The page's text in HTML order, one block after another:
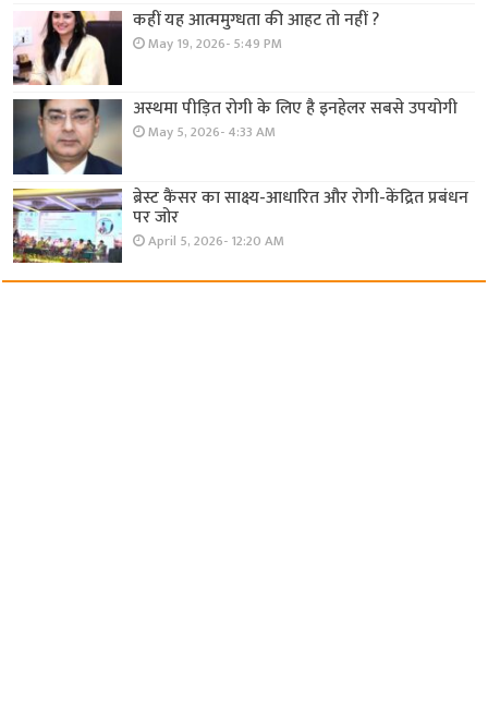
कहीं यह आत्ममुग्धता की आहट तो नहीं ?
May 19, 2026- 5:49 PM
अस्थमा पीड़ित रोगी के लिए है इनहेलर सबसे उपयोगी
May 5, 2026- 4:33 AM
ब्रेस्ट कैंसर का साक्ष्य-आधारित और रोगी-केंद्रित प्रबंधन
पर जोर
April 5, 2026- 12:20 AM